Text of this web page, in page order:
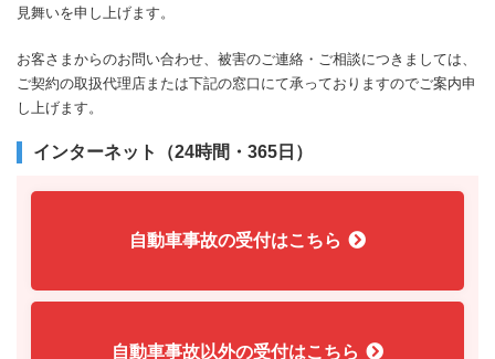
見舞いを申し上げます。
お客さまからのお問い合わせ、被害のご連絡・ご相談につきましては、
ご契約の取扱代理店または下記の窓口にて承っておりますのでご案内申
し上げます。
インターネット（24時間・365日）
自動車事故の受付はこちら
自動車事故以外の受付はこちら